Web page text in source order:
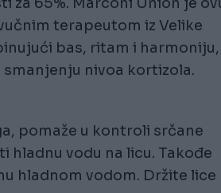
terapeutom iz Velike
bas, ritam i harmoniju,
nivoa kortizola.
pomaže u kontroli srčane
hladnu vodu na licu. Takođe
hladnom vodom. Držite lice